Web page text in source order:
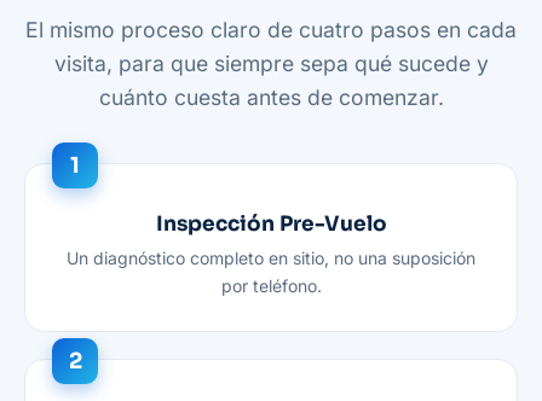
El mismo proceso claro de cuatro pasos en cada
visita, para que siempre sepa qué sucede y
cuánto cuesta antes de comenzar.
Inspección Pre-Vuelo
Un diagnóstico completo en sitio, no una suposición
por teléfono.